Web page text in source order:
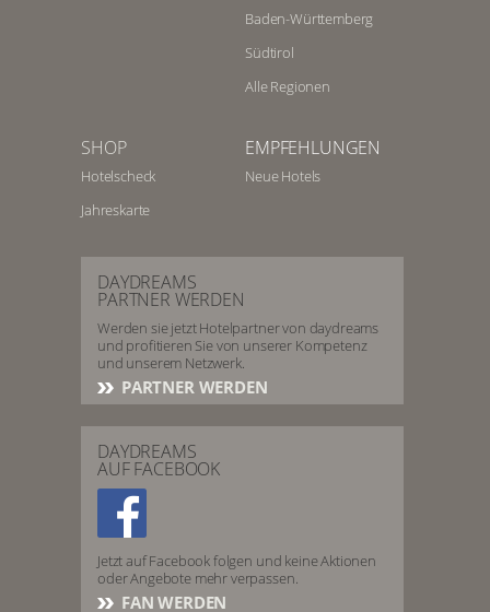
Baden-Württemberg
Südtirol
Alle Regionen
SHOP
Hotelscheck
Jahreskarte
EMPFEHLUNGEN
Neue Hotels
DAYDREAMS
PARTNER WERDEN
Werden sie jetzt Hotelpartner von daydreams
und profitieren Sie von unserer Kompetenz
und unserem Netzwerk.
PARTNER WERDEN
DAYDREAMS
AUF FACEBOOK
Jetzt auf Facebook folgen und keine Aktionen
oder Angebote mehr verpassen.
FAN WERDEN